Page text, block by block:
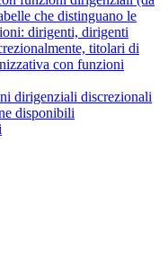
che distinguano le
dirigenti, dirigenti
titolari di
con funzioni
dirigenziali discrezionali
disponibili